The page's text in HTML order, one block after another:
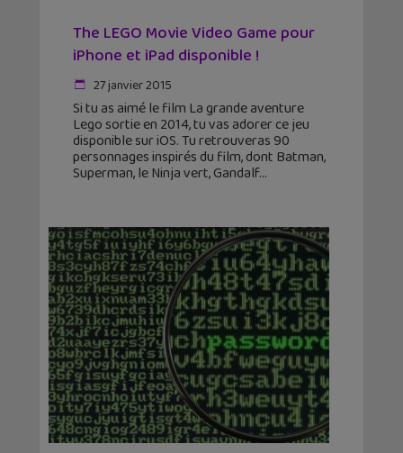
The LEGO Movie Video Game pour
iPhone et iPad disponible !
27 janvier 2015
Si tu as aimé le film La grande aventure
Lego sortie en 2014, tu vas adorer ce jeu
disponible sur iOS. Tu retrouveras 90
personnages inspirés du film, dont Batman,
Superman, le Ninja vert, Gandalf